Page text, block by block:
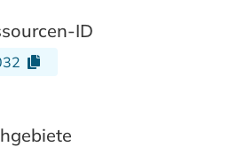
ID